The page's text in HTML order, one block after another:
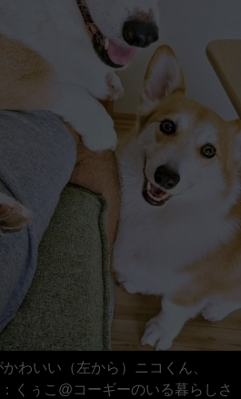
わいい（左から）ニコくん、
くぅこ@コーギーのいる暮らしさ